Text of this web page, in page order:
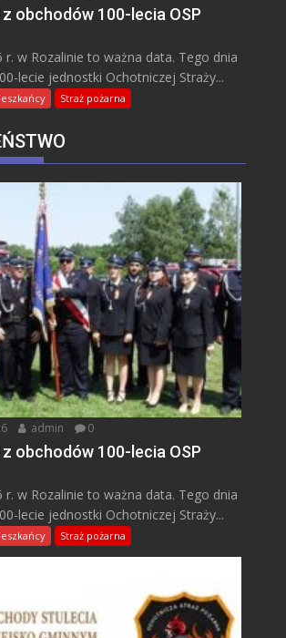
obchodów 100-lecia OSP
r. w Rozalinie to ważna data. Tego dnia
lecie jednostki Ochotniczej Straży...
Straż pożarna
admin 0
obchodów 100-lecia OSP
r. w Rozalinie to ważna data. Tego dnia
lecie jednostki Ochotniczej Straży...
Straż pożarna